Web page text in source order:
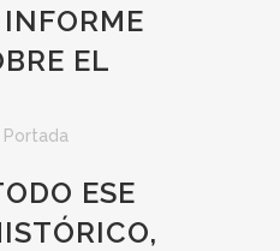
EL
Portada
ESE